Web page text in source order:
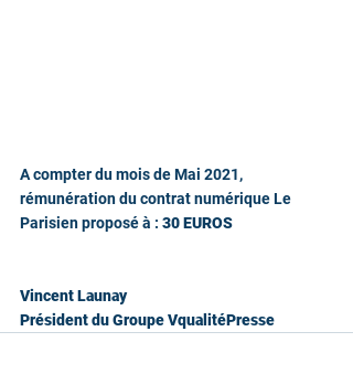
A compter du mois de Mai 2021,
rémunération du contrat numérique Le
Parisien proposé à : 30 EUROS
Vincent Launay
Président du Groupe VqualitéPresse